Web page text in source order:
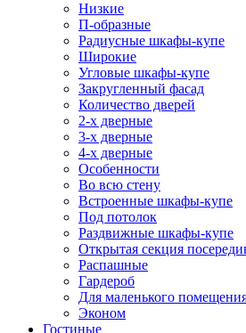
Низкие
П-образные
Радиусные шкафы-купе
Широкие
Угловые шкафы-купе
Закругленный фасад
Количество дверей
2-х дверные
3-х дверные
4-х дверные
Особенности
Во всю стену
Встроенные шкафы-купе
Под потолок
Раздвижные шкафы-купе
Открытая секция
Распашные
Гардероб
Для маленького
Эконом
Гостиные